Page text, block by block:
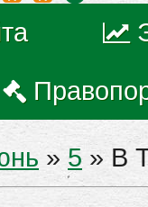
» 5» В